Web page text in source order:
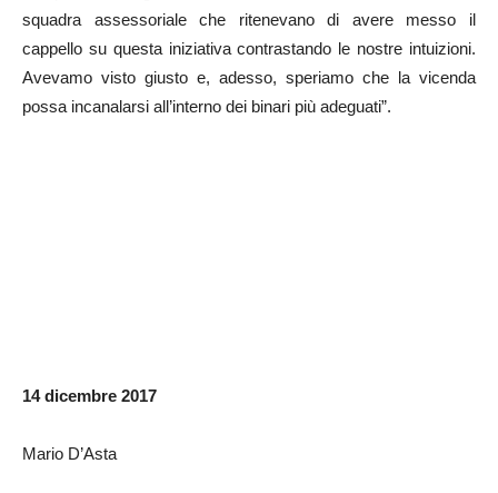
squadra assessoriale che ritenevano di avere messo il
cappello su questa iniziativa contrastando le nostre intuizioni.
Avevamo visto giusto e, adesso, speriamo che la vicenda
possa incanalarsi all’interno dei binari più adeguati”.
14 dicembre 2017
Mario D’Asta